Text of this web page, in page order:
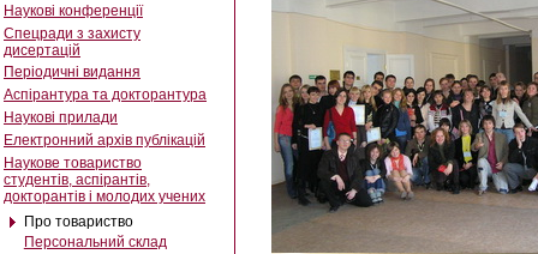
Наукові конференції
Спецради з захисту
дисертацій
Періодичні видання
Аспірантура та докторантура
Наукові прилади
Електронний архів публікацій
Наукове товариство
студентів, аспірантів,
докторантів і молодих учених
Про товариство
Персональний склад